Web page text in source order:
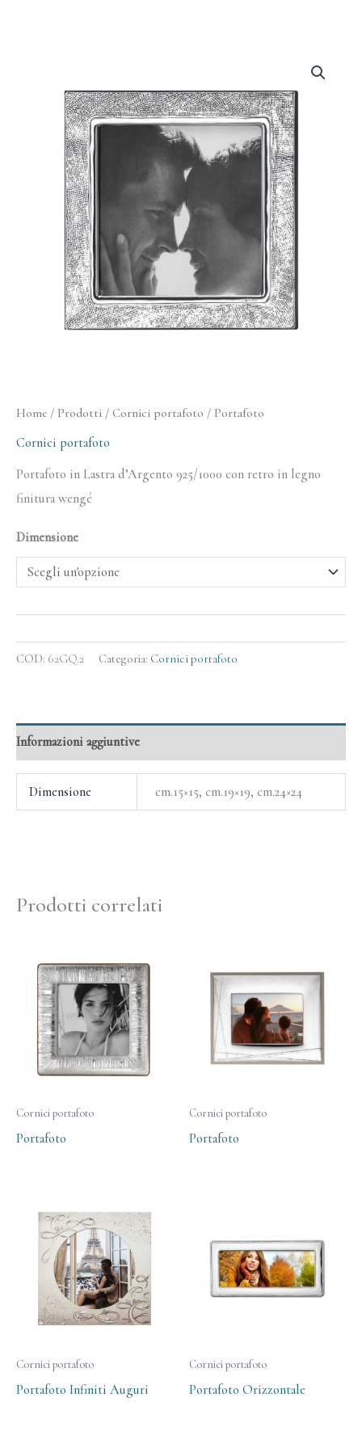
Home / Prodotti / Cornici portafoto / Portafoto
Cornici portafoto
Portafoto in Lastra d’Argento 925/1000 con retro in legno
finitura wengé
Dimensione
COD: 62GQ.2 Categoria: Cornici portafoto
Informazioni aggiuntive
Dimensione cm.15×15, cm.19×19, cm.24×24
Prodotti correlati
Cornici portafoto
Portafoto
Cornici portafoto
Portafoto
Cornici portafoto
Portafoto Infiniti Auguri
Cornici portafoto
Portafoto Orizzontale